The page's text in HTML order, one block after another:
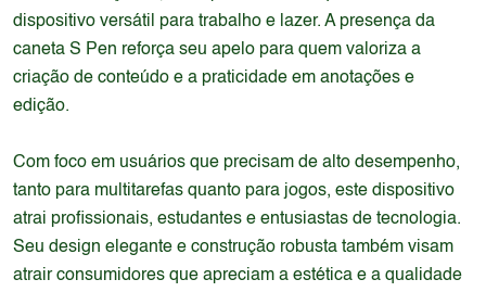
dispositivo versátil para trabalho e lazer. A presença da
caneta S Pen reforça seu apelo para quem valoriza a
criação de conteúdo e a praticidade em anotações e
edição.
Com foco em usuários que precisam de alto desempenho,
tanto para multitarefas quanto para jogos, este dispositivo
atrai profissionais, estudantes e entusiastas de tecnologia.
Seu design elegante e construção robusta também visam
atrair consumidores que apreciam a estética e a qualidade